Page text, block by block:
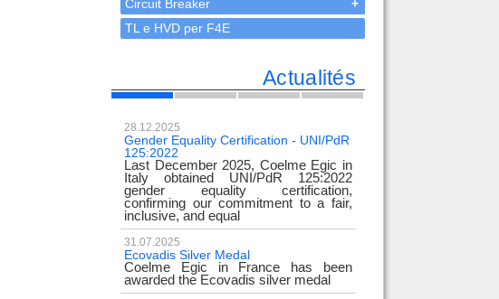
+
Circuit Breaker
TL e HVD per F4E
Actualités
28.12.2025
Gender Equality Certification - UNI/PdR
125:2022
Last December 2025, Coelme Egic in
Italy obtained UNI/PdR 125:2022
gender equality certification,
confirming our commitment to a fair,
inclusive, and equal
31.07.2025
Ecovadis Silver Medal
Coelme Egic in France has been
awarded the Ecovadis silver medal